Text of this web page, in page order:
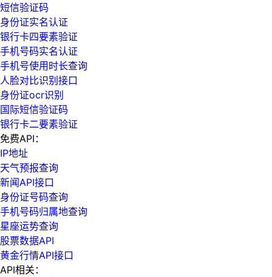
短信验证码
身份证实名认证
银行卡四要素验证
手机号码实名认证
手机号使用时长查询
人脸对比识别接口
身份证ocr识别
国际短信验证码
银行卡二要素验证
免费API：
IP地址
天气预报查询
新闻API接口
身份证号码查询
手机号码归属地查询
星座运势查询
股票数据API
黄金行情API接口
API相关：